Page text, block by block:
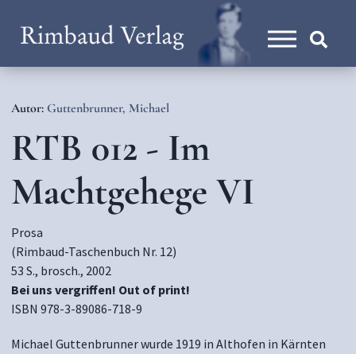
Autor: Guttenbrunner, Michael
RTB 012 - Im
Machtgehege VI
Prosa
(Rimbaud-Taschenbuch Nr. 12)
53 S., brosch., 2002
Bei uns vergriffen! Out of print!
ISBN 978-3-89086-718-9
Michael Guttenbrunner wurde 1919 in Althofen in Kärnten